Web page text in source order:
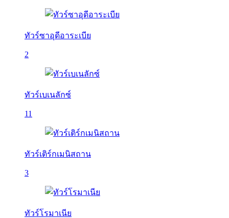
ทัวร์ซาอุดีอาระเบีย
2
ทัวร์เบเนลักซ์
11
ทัวร์เติร์กเมนิสถาน
3
ทัวร์โรมาเนีย